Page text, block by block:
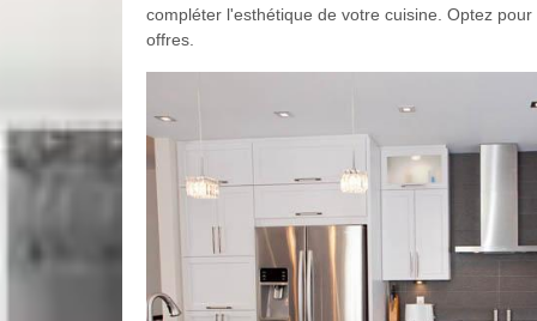
compléter l'esthétique de votre cuisine. Optez
offres.